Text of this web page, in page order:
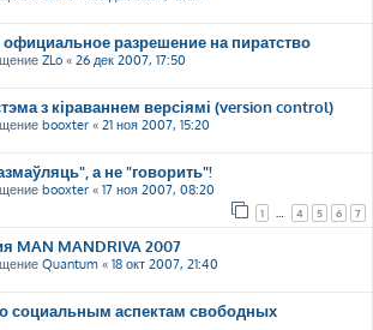
официальное разрешение на пиратство
ZLo « 26 дек 2007, 17:50
з кіраваннем версіямі (version control)
booxter « 21 ноя 2007, 15:20
а не "говорить"!
booxter « 17 ноя 2007, 08:20
1 4 5 6 7
MAN MANDRIVA 2007
Quantum « 18 окт 2007, 21:40
социальным аспектам свободных